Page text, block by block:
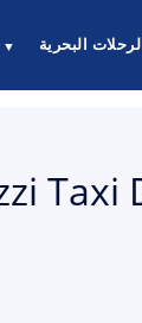
▼ البحرية
Taxi